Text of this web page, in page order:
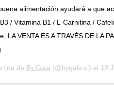
alimentación ayudará a que
/ Vitamina B1 / L-Carnitina /
VENTA ES A TRAVÉS DE LA
de By Gala (@bygala.cl) el 19